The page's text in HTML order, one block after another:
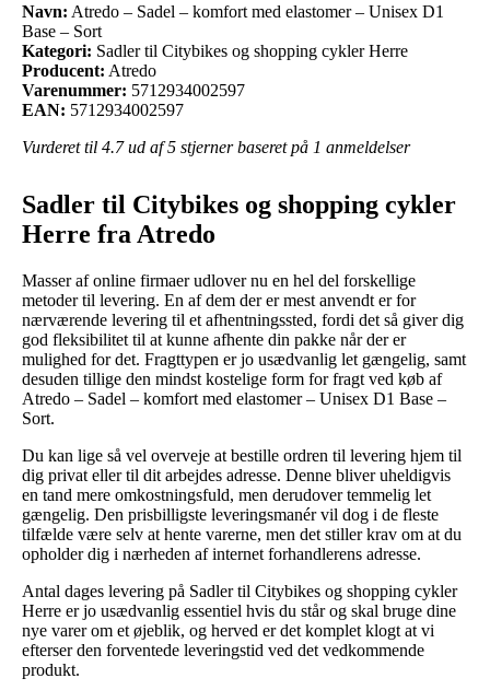
Navn: Atredo – Sadel – komfort med elastomer – Unisex D1
Base – Sort
Kategori: Sadler til Citybikes og shopping cykler Herre
Producent: Atredo
Varenummer: 5712934002597
EAN: 5712934002597
Vurderet til 4.7ud af 5 stjerner baseret på 1 anmeldelser
Sadler til Citybikes og shopping cykler
Herre fra Atredo
Masser af online firmaer udlover nu en hel del forskellige
metoder til levering. En af dem der er mest anvendt er for
nærværende levering til et afhentningssted, fordi det så giver dig
god fleksibilitet til at kunne afhente din pakke når der er
mulighed for det. Fragttypen er jo usædvanlig let gængelig, samt
desuden tillige den mindst kostelige form for fragt ved køb af
Atredo – Sadel – komfort med elastomer – Unisex D1 Base –
Sort.
Du kan lige så vel overveje at bestille ordren til levering hjem til
dig privat eller til dit arbejdes adresse. Denne bliver uheldigvis
en tand mere omkostningsfuld, men derudover temmelig let
gængelig. Den prisbilligste leveringsmanér vil dog i de fleste
tilfælde være selv at hente varerne, men det stiller krav om at du
opholder dig i nærheden af internet forhandlerens adresse.
Antal dages levering på Sadler til Citybikes og shopping cykler
Herre er jo usædvanlig essentiel hvis du står og skal bruge dine
nye varer om et øjeblik, og herved er det komplet klogt at vi
efterser den forventede leveringstid ved det vedkommende
produkt.